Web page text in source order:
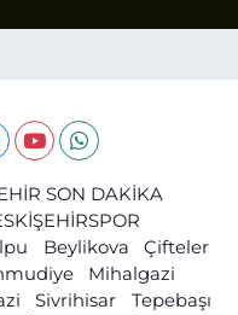
SON DAKİKA
Beylikova
Çifteler
Mihalgazi
Sivrihisar
Tepebaşı